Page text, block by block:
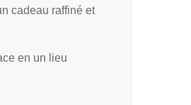
cadeau raffiné et
en un lieu